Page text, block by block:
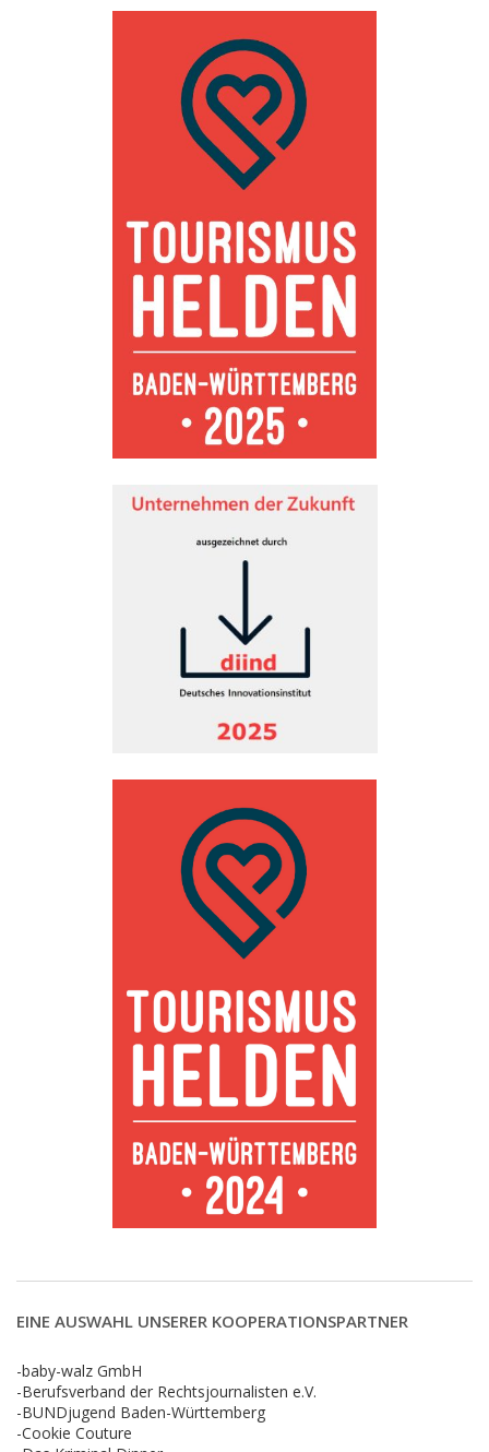
EINE AUSWAHL UNSERER KOOPERATIONSPARTNER
-baby-walz GmbH
-Berufsverband der Rechtsjournalisten e.V.
-BUNDjugend Baden-Württemberg
-Cookie Couture